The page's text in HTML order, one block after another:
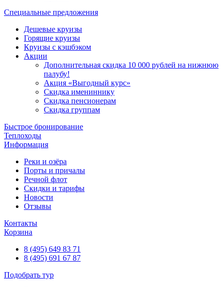
Специальные предложения
Дешевые круизы
Горящие круизы
Круизы с кэшбэком
Акции
Дополнительная скидка 10 000 рублей на нижнюю
палубу!
Акция «Выгодный курс»
Скидка имениннику
Скидка пенсионерам
Скидка группам
Быстрое бронирование
Теплоходы
Информация
Реки и озёра
Порты и причалы
Речной флот
Скидки и тарифы
Новости
Отзывы
Контакты
Корзина
8 (495) 649 83 71
8 (495) 691 67 87
Подобрать тур